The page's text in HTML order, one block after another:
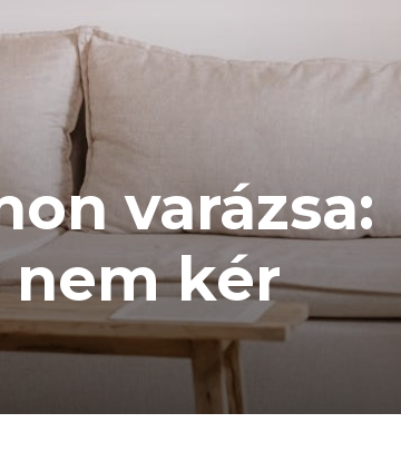
varázsa:
nem kér